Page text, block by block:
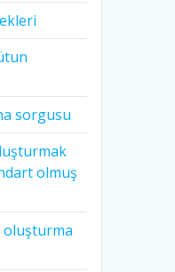
sorgusu
olmuş
oluşturma